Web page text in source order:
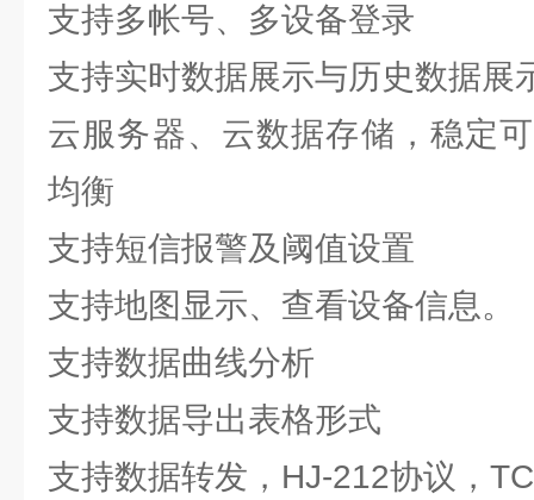
支持多帐号、多设备登录
支持实时数据展示与历史数据展
云服务器、云数据存储，稳定
均衡
支持短信报警及阈值设置
支持地图显示、查看设备信息。
支持数据曲线分析
支持数据导出表格形式
支持数据转发，HJ-212协议，